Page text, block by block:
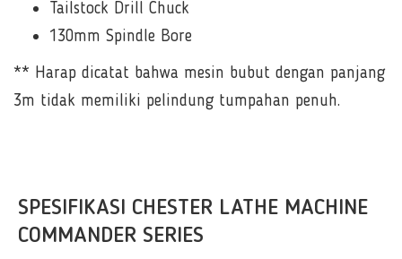
Tailstock Drill Chuck
130mm Spindle Bore
** Harap dicatat bahwa mesin bubut dengan panjang
3m tidak memiliki pelindung tumpahan penuh.
SPESIFIKASI CHESTER LATHE MACHINE
COMMANDER SERIES